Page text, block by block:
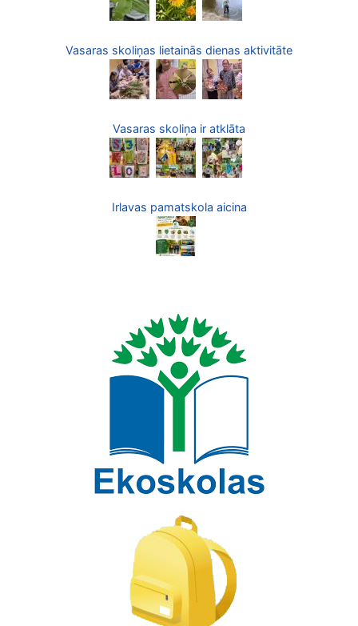
Vasaras skoliņas lietainās dienas aktivitāte
Vasaras skoliņa ir atklāta
Irlavas pamatskola aicina